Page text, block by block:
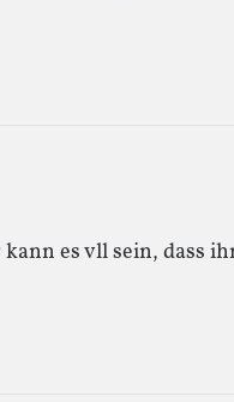
es vll sein, dass